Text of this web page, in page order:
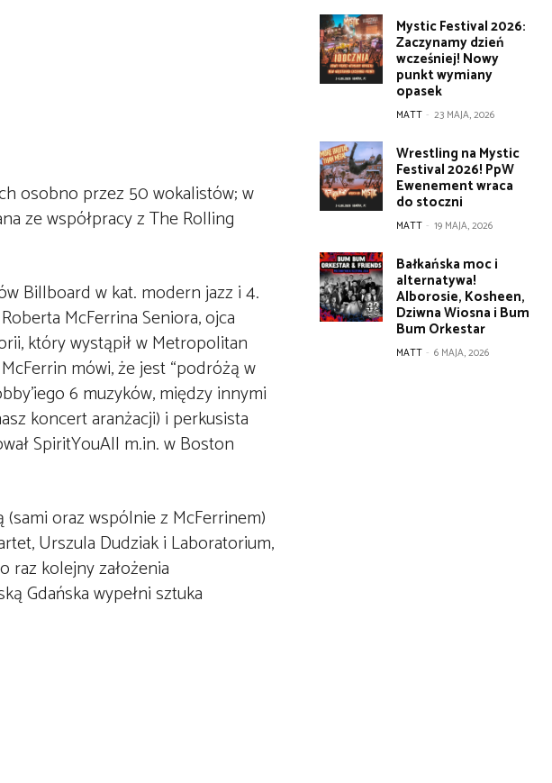
osobno przez 50 wokalistów; w
ze współpracy z The Rolling
Billboard w kat. modern jazz i 4.
McFerrina Seniora, ojca
który wystąpił w Metropolitan
mówi, że jest “podróżą w
6 muzyków, między innymi
koncert aranżacji) i perkusista
SpiritYouAll m.in. w Boston
oraz wspólnie z McFerrinem)
Urszula Dudziak i Laboratorium,
raz kolejny założenia
Gdańska wypełni sztuka
Mystic Festival 2026:
Zaczynamy dzień
wcześniej! Nowy
punkt wymiany
opasek
MATT - 23 MAJA, 2026
Wrestling na Mystic
Festival 2026! PpW
Ewenement wraca
do stoczni
MATT - 19 MAJA, 2026
Bałkańska moc i
alternatywa!
Alborosie, Kosheen,
Dziwna Wiosna i Bum
Bum Orkestar
MATT - 6 MAJA, 2026